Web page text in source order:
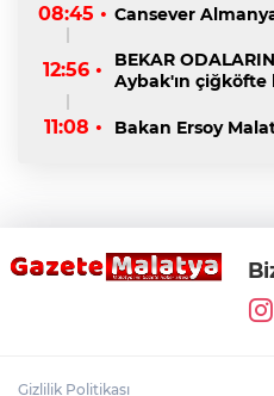
08:45 • Cansever
12:56 •
BEKAR
Aybak'ın çiğköfte
11:08 • Bakan Ersoy
Gizlilik Politikası